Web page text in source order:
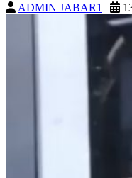
ADMIN JABAR1 |